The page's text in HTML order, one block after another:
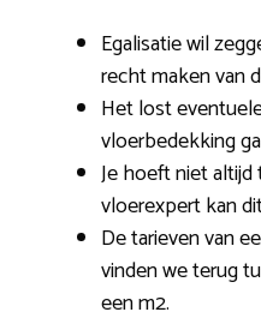
Egalisatie wil
recht maken van
Het lost
vloerbedekking
Je hoeft niet altijd
vloerexpert kan
De tarieven van
vinden we terug
een m2.